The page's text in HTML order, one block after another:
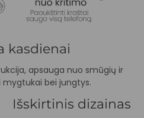
kasdienai
apsauga nuo smūgių ir
mygtukai bei jungtys.
Išskirtinis dizainas